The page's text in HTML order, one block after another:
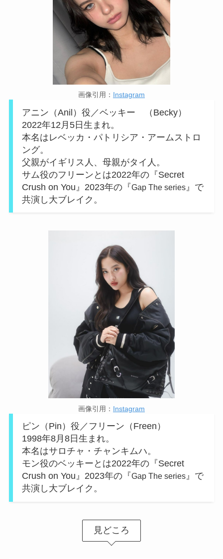
画像引用： Instagram
アニン（Anil）役／ベッキー （Becky）
2022年12月5日生まれ。
本名はレベッカ・パトリシア・アームストロ
ング。
父親がイギリス人、母親がタイ人。
サム役のフリーンとは2022年の『Secret
Crush on You』2023年の『Gap The series』で
共演し大ブレイク。
画像引用： Instagram
ピン（Pin）役／フリーン（Freen）
1998年8月8日生まれ。
本名はサロチャ・チャンキムハ。
モン役のベッキーとは2022年の『Secret
Crush on You』2023年の『Gap The series』で
共演し大ブレイク。
見どころ